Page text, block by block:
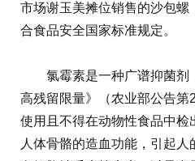
市场谢玉美摊位销售的沙包螺
合食品安全国家标准规定。
氯霉素是一种广谱抑菌剂
高残留限量》（农业部公告第
使用且不得在动物性食品中检
人体骨骼的造血功能，引起